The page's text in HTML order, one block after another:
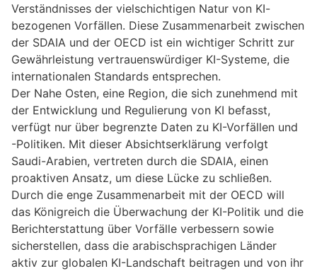
Verständnisses der vielschichtigen Natur von KI-
bezogenen Vorfällen. Diese Zusammenarbeit zwischen
der SDAIA und der OECD ist ein wichtiger Schritt zur
Gewährleistung vertrauenswürdiger KI-Systeme, die
internationalen Standards entsprechen.
Der Nahe Osten, eine Region, die sich zunehmend mit
der Entwicklung und Regulierung von KI befasst,
verfügt nur über begrenzte Daten zu KI-Vorfällen und
-Politiken. Mit dieser Absichtserklärung verfolgt
Saudi-Arabien, vertreten durch die SDAIA, einen
proaktiven Ansatz, um diese Lücke zu schließen.
Durch die enge Zusammenarbeit mit der OECD will
das Königreich die Überwachung der KI-Politik und die
Berichterstattung über Vorfälle verbessern sowie
sicherstellen, dass die arabischsprachigen Länder
aktiv zur globalen KI-Landschaft beitragen und von ihr